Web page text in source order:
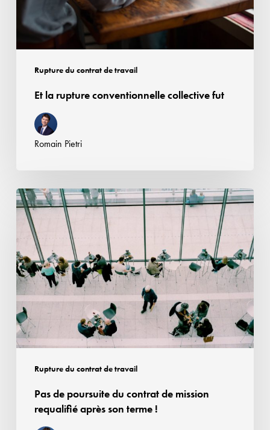
Rupture du contrat de travail
Et la rupture conventionnelle collective fut
Romain Pietri
Rupture du contrat de travail
Pas
de
poursuite
contrat
de
mission
requalifié
après
son
terme
Pas de poursuite du contrat de mission
requalifié après son terme !